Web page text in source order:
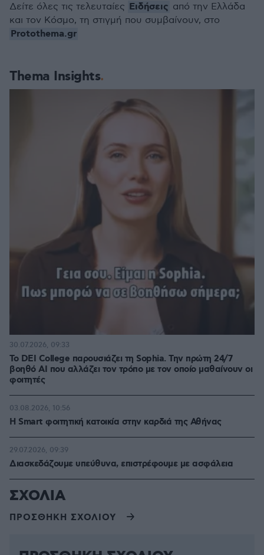
Thema Insights
Το DEI College παρουσιάζει τη Sophia. Την πρώτη 24/7
βοηθό AI που αλλάζει τον τρόπο με τον οποίο μαθαίνουν οι
φοιτητές
30.07.2026, 09:33
Η Smart φοιτητική κατοικία στην καρδιά της Αθήνας
03.08.2026, 10:56
Διασκεδάζουμε υπεύθυνα, επιστρέφουμε με ασφάλεια
29.07.2026, 09:39
Δείτε όλες τις τελευταίες Ειδήσεις από την Ελλάδα
και τον Κόσμο, τη στιγμή που συμβαίνουν, στο
Protothema.gr
ΣΧΟΛΙΑ
ΠΡΟΣΘΗΚΗ ΣΧΟΛΙΟΥ